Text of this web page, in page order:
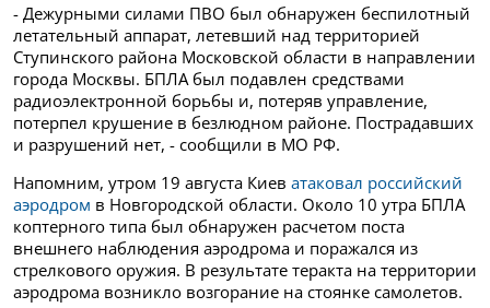
- Дежурными силами ПВО был обнаружен беспилотный
летательный аппарат, летевший над территорией
Ступинского района Московской области в направлении
города Москвы. БПЛА был подавлен средствами
радиоэлектронной борьбы и, потеряв управление,
потерпел крушение в безлюдном районе. Пострадавших
и разрушений нет, - сообщили в МО РФ.
Напомним, утром 19 августа Киев атаковал российский
аэродром в Новгородской области. Около 10 утра БПЛА
коптерного типа был обнаружен расчетом поста
внешнего наблюдения аэродрома и поражался из
стрелкового оружия. В результате теракта на территории
аэродрома возникло возгорание на стоянке самолетов.